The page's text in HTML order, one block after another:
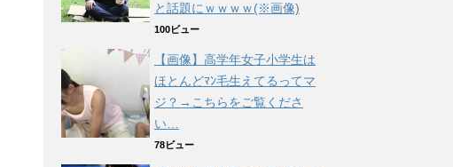
と話題にｗｗｗｗ(※画像)
100ビュー
【画像】高学年女子小学生は
ほとんどﾏﾝ毛生えてるってマ
ジ？→こちらをご覧くださ
い…
78ビュー